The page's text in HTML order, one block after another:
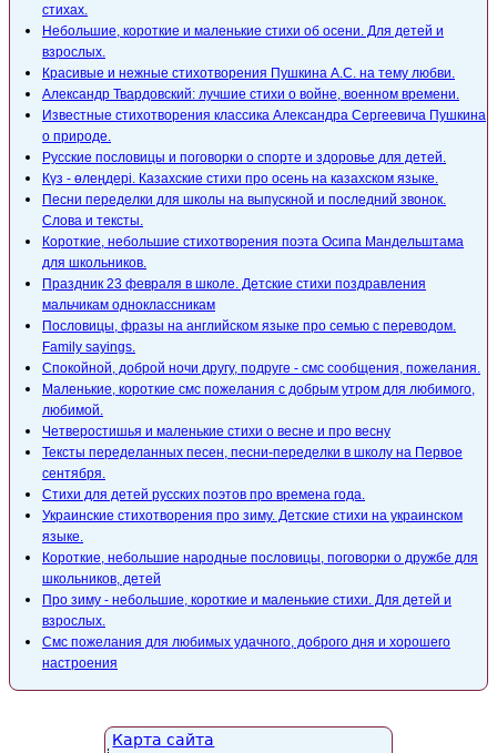
стихах.
Небольшие, короткие и маленькие стихи об осени. Для детей и
взрослых.
Красивые и нежные стихотворения Пушкина А.С. на тему любви.
Александр Твардовский: лучшие стихи о войне, военном времени.
Известные стихотворения классика Александра Сергеевича Пушкина
о природе.
Русские пословицы и поговорки о спорте и здоровье для детей.
Күз - өлеңдері. Казахские стихи про осень на казахском языке.
Песни переделки для школы на выпускной и последний звонок.
Слова и тексты.
Короткие, небольшие стихотворения поэта Осипа Мандельштама
для школьников.
Праздник 23 февраля в школе. Детские стихи поздравления
мальчикам одноклассникам
Пословицы, фразы на английском языке про семью с переводом.
Family sayings.
Спокойной, доброй ночи другу, подруге - смс сообщения, пожелания.
Маленькие, короткие смс пожелания с добрым утром для любимого,
любимой.
Четверостишья и маленькие стихи о весне и про весну
Тексты переделанных песен, песни-переделки в школу на Первое
сентября.
Стихи для детей русских поэтов про времена года.
Украинские стихотворения про зиму. Детские стихи на украинском
языке.
Короткие, небольшие народные пословицы, поговорки о дружбе для
школьников, детей
Про зиму - небольшие, короткие и маленькие стихи. Для детей и
взрослых.
Смс пожелания для любимых удачного, доброго дня и хорошего
настроения
Карта сайта